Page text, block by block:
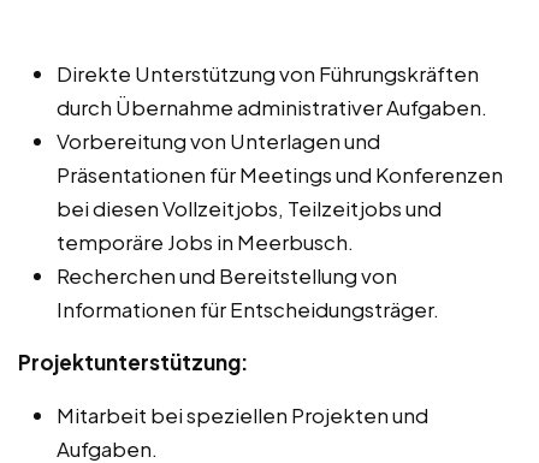
Direkte Unterstützung von Führungskräften
durch Übernahme administrativer Aufgaben.
Vorbereitung von Unterlagen und
Präsentationen für Meetings und Konferenzen
bei diesen Vollzeitjobs, Teilzeitjobs und
temporäre Jobs in Meerbusch.
Recherchen und Bereitstellung von
Informationen für Entscheidungsträger.
Projektunterstützung:
Mitarbeit bei speziellen Projekten und
Aufgaben.